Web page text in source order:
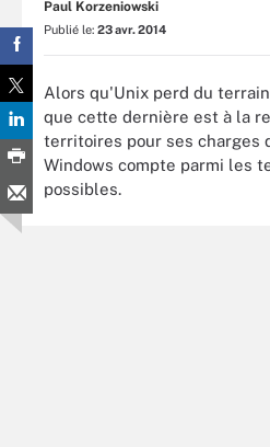
Paul Korzeniowski
Publié le: 23 avr. 2014
Alors qu'Unix perd du
que cette dernière est à la
territoires pour ses charges
Windows compte parmi les
possibles.